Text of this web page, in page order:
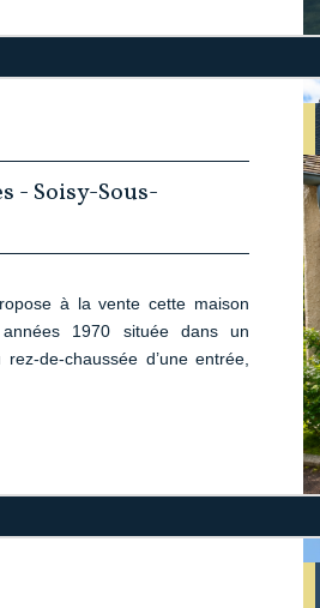
- Soisy-Sous-
à la vente cette maison
1970 située dans un
de-chaussée d’une entrée,